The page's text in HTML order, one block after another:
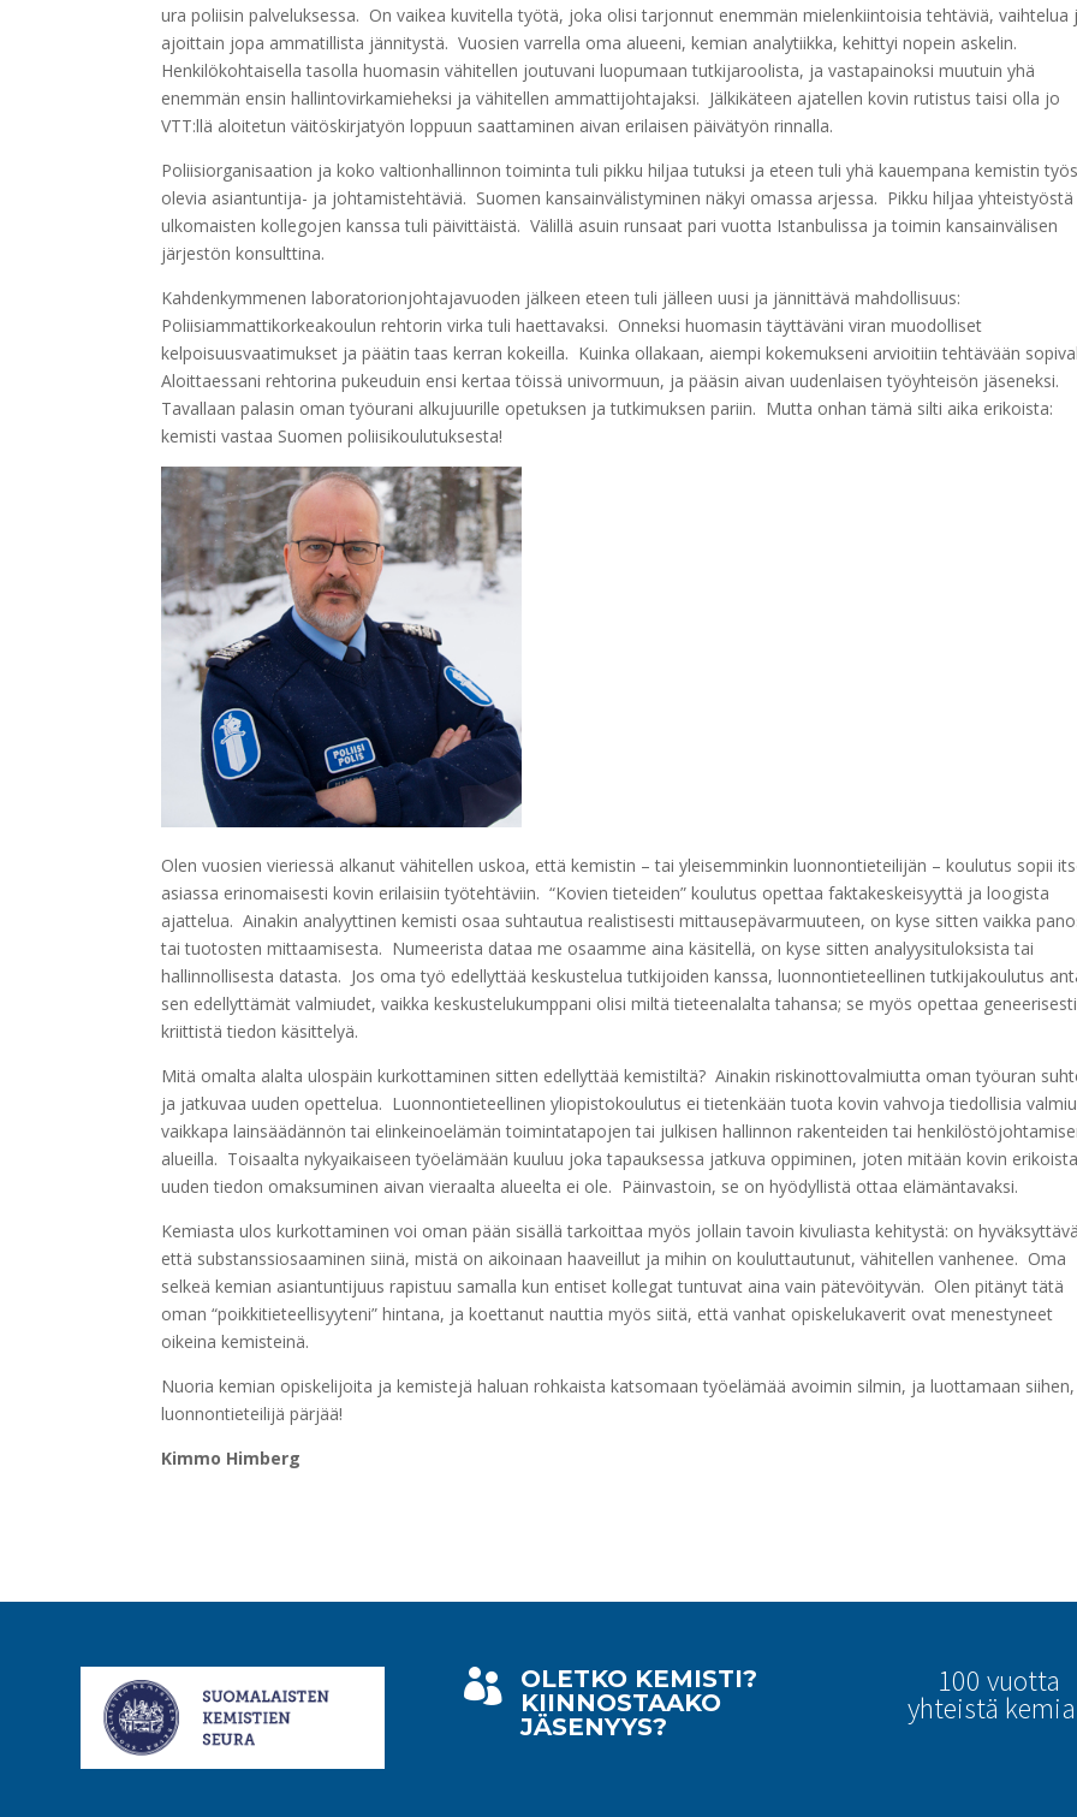
ura poliisin palveluksessa. On vaikea kuvitella työtä, joka olisi tarjonnut enemmän mielenkiintoisia tehtäviä, vaihtelua
ajoittain jopa ammatillista jännitystä. Vuosien varrella oma alueeni, kemian analytiikka, kehittyi nopein askelin.
Henkilökohtaisella tasolla huomasin vähitellen joutuvani luopumaan tutkijaroolista, ja vastapainoksi muutuin yhä
enemmän ensin hallintovirkamieheksi ja vähitellen ammattijohtajaksi. Jälkikäteen ajatellen kovin rutistus taisi olla jo
VTT:llä aloitetun väitöskirjatyön loppuun saattaminen aivan erilaisen päivätyön rinnalla.
Poliisiorganisaation ja koko valtionhallinnon toiminta tuli pikku hiljaa tutuksi ja eteen tuli yhä kauempana kemistin
olevia asiantuntija- ja johtamistehtäviä. Suomen kansainvälistyminen näkyi omassa arjessa. Pikku hiljaa yhteistyöstä
ulkomaisten kollegojen kanssa tuli päivittäistä. Välillä asuin runsaat pari vuotta Istanbulissa ja toimin kansainvälisen
järjestön konsulttina.
Kahdenkymmenen laboratorionjohtajavuoden jälkeen eteen tuli jälleen uusi ja jännittävä mahdollisuus:
Poliisiammattikorkeakoulun rehtorin virka tuli haettavaksi. Onneksi huomasin täyttäväni viran muodolliset
kelpoisuusvaatimukset ja päätin taas kerran kokeilla. Kuinka ollakaan, aiempi kokemukseni arvioitiin tehtävään
Aloittaessani rehtorina pukeuduin ensi kertaa töissä univormuun, ja pääsin aivan uudenlaisen työyhteisön jäseneksi.
Tavallaan palasin oman työurani alkujuurille opetuksen ja tutkimuksen pariin. Mutta onhan tämä silti aika erikoista:
kemisti vastaa Suomen poliisikoulutuksesta!
Olen vuosien vieriessä alkanut vähitellen uskoa, että kemistin – tai yleisemminkin luonnontieteilijän – koulutus sopii
asiassa erinomaisesti kovin erilaisiin työtehtäviin. “Kovien tieteiden” koulutus opettaa faktakeskeisyyttä ja loogista
ajattelua. Ainakin analyyttinen kemisti osaa suhtautua realistisesti mittausepävarmuuteen, on kyse sitten vaikka
tai tuotosten mittaamisesta. Numeerista dataa me osaamme aina käsitellä, on kyse sitten analyysituloksista tai
hallinnollisesta datasta. Jos oma työ edellyttää keskustelua tutkijoiden kanssa, luonnontieteellinen tutkijakoulutus
sen edellyttämät valmiudet, vaikka keskustelukumppani olisi miltä tieteenalalta tahansa; se myös opettaa geneerisesti
kriittistä tiedon käsittelyä.
Mitä omalta alalta ulospäin kurkottaminen sitten edellyttää kemistiltä? Ainakin riskinottovalmiutta oman työuran
ja jatkuvaa uuden opettelua. Luonnontieteellinen yliopistokoulutus ei tietenkään tuota kovin vahvoja tiedollisia
vaikkapa lainsäädännön tai elinkeinoelämän toimintatapojen tai julkisen hallinnon rakenteiden tai
alueilla. Toisaalta nykyaikaiseen työelämään kuuluu joka tapauksessa jatkuva oppiminen, joten mitään kovin
uuden tiedon omaksuminen aivan vieraalta alueelta ei ole. Päinvastoin, se on hyödyllistä ottaa elämäntavaksi.
Kemiasta ulos kurkottaminen voi oman pään sisällä tarkoittaa myös jollain tavoin kivuliasta kehitystä: on
että substanssiosaaminen siinä, mistä on aikoinaan haaveillut ja mihin on kouluttautunut, vähitellen vanhenee. Oma
selkeä kemian asiantuntijuus rapistuu samalla kun entiset kollegat tuntuvat aina vain pätevöityvän. Olen pitänyt tätä
oman “poikkitieteellisyyteni” hintana, ja koettanut nauttia myös siitä, että vanhat opiskelukaverit ovat menestyneet
oikeina kemisteinä.
Nuoria kemian opiskelijoita ja kemistejä haluan rohkaista katsomaan työelämää avoimin silmin, ja luottamaan
luonnontieteilijä pärjää!
Kimmo Himberg

OLETKO KEMISTI?
KIINNOSTAAKO
JÄSENYYS?
100 vuotta
yhteistä